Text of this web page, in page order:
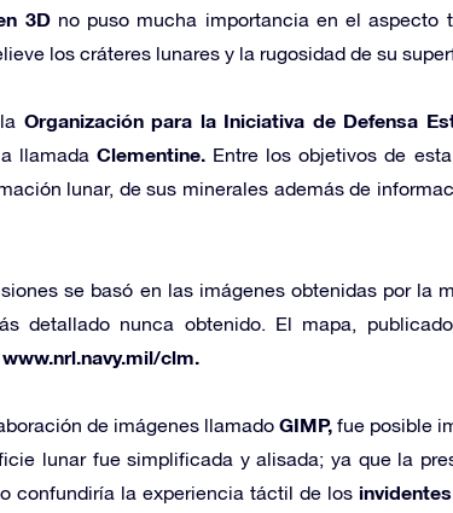
3Dno puso mucha importancia en el aspecto
los cráteres lunares y la rugosidad de su
Organización para la Iniciativa de Defensa
llamada Clementine.Entre los objetivos de
lunar, de sus minerales además de
se basó en las imágenes obtenidas por la
detallado nunca obtenido. El mapa,
www.nrl.navy.mil/clm.
de imágenes llamado GIMP, fue posible
lunar fue simplificada y alisada; ya que la
confundiría la experiencia táctil de los